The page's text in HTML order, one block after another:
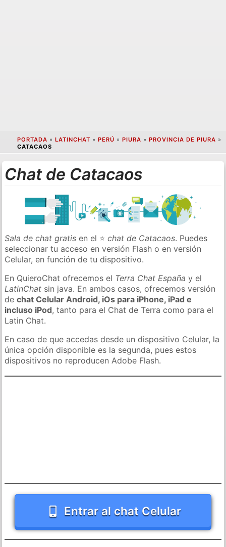
PORTADA » LATINCHAT » PERÚ » PIURA » PROVINCIA DE PIURA »
CATACAOS
Chat de Catacaos
Sala de chat gratis en el ⭐chat de Catacaos. Puedes
seleccionar tu acceso en versión Flash o en versión
Celular, en función de tu dispositivo.
En QuieroChat ofrecemos el Terra Chat España y el
LatinChat sin java. En ambos casos, ofrecemos versión
dechat Celular Android, iOs para iPhone, iPad e
incluso iPod, tanto para el Chat de Terra como para el
Latin Chat.
En caso de que accedas desde un dispositivo Celular, la
única opción disponible es la segunda, pues estos
dispositivos no reproducen Adobe Flash.
Entrar al chat Celular